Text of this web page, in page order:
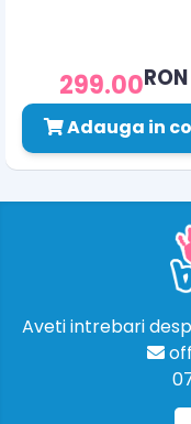
299.00RON
Adauga in
Aveti intrebari